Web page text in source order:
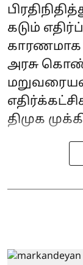
கடும்
காரணமாக
அரசு
திமுக